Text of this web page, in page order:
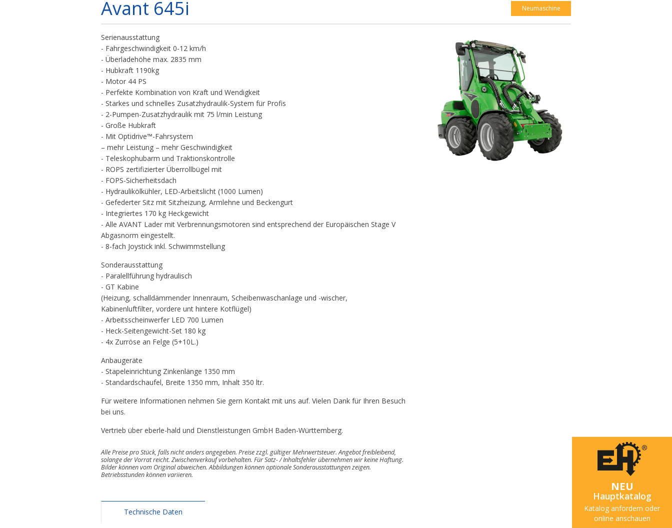
Avant 645i Neumaschine
Serienausstattung
- Fahrgeschwindigkeit 0-12 km/h
- Überladehöhe max. 2835 mm
- Hubkraft 1190kg
- Motor 44 PS
- Perfekte Kombination von Kraft und Wendigkeit
- Starkes und schnelles Zusatzhydraulik-System für Profis
- 2-Pumpen-Zusatzhydraulik mit 75 l/min Leistung
- Große Hubkraft
- Mit Optidrive™-Fahrsystem
– mehr Leistung – mehr Geschwindigkeit
- Teleskophubarm und Traktionskontrolle
- ROPS zertifizierter Überrollbügel mit
- FOPS-Sicherheitsdach
- Hydraulikölkühler, LED-Arbeitslicht (1000 Lumen)
- Gefederter Sitz mit Sitzheizung, Armlehne und Beckengurt
- Integriertes 170 kg Heckgewicht
- Alle AVANT Lader mit Verbrennungsmotoren sind entsprechend der Europäischen Stage V
Abgasnorm eingestellt.
- 8-fach Joystick inkl. Schwimmstellung
Sonderausstattung
- Paralellführung hydraulisch
- GT Kabine
(Heizung, schalldämmender Innenraum, Scheibenwaschanlage und -wischer,
Kabinenluftfilter, vordere unt hintere Kotflügel)
- Arbeitsscheinwerfer LED 700 Lumen
- Heck-Seitengewicht-Set 180 kg
- 4x Zurröse an Felge (5+10L.)
Anbaugeräte
- Stapeleinrichtung Zinkenlänge 1350 mm
- Standardschaufel, Breite 1350 mm, Inhalt 350 ltr.
Für weitere Informationen nehmen Sie gern Kontakt mit uns auf. Vielen Dank für Ihren Besuch
bei uns.
Vertrieb über eberle-hald und Dienstleistungen GmbH Baden-Württemberg.
Alle Preise pro Stück, falls nicht anders angegeben. Preise zzgl. gültiger Mehrwertsteuer. Angebot freibleibend,
solange der Vorrat reicht. Zwischenverkauf vorbehalten. Für Satz- / Inhaltsfehler übernehmen wir keine Haftung.
Bilder können vom Original abweichen. Abbildungen können optionale Sonderausstattungen zeigen.
Betriebsstunden können variieren.
Technische Daten
NEU
Hauptkatalog
Katalog anfordern oder
online anschauen